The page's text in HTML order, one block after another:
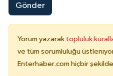
Gönder
Yorum yazarak topluluk
ve tüm sorumluluğu
Enterhaber.com hiçbir